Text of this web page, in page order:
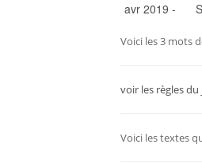
avr 2019 -
Voici les 3 mots
voir les règles du
Voici les textes